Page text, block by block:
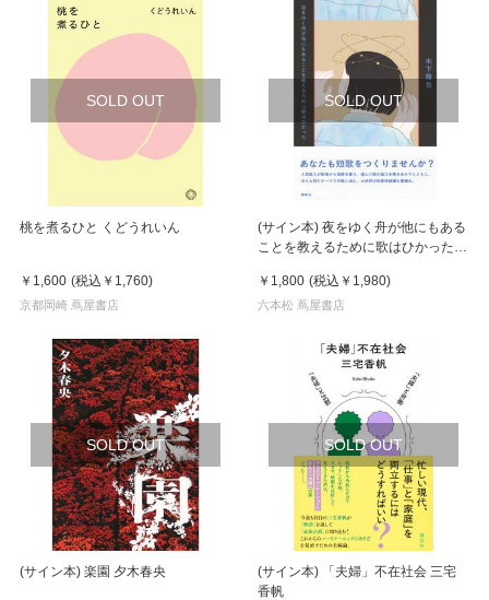
SOLD OUT
桃を煮るひと くどうれいん
￥1,600 (税込 ￥1,760)
京都岡崎 蔦屋書店
SOLD OUT
(サイン本) 夜をゆく舟が他にもある
ことを教えるために歌はひかった
￥1,800 (税込 ￥1,980)
六本松 蔦屋書店
SOLD OUT
(サイン本) 楽園 夕木春央
SOLD OUT
(サイン本) 「夫婦」不在社会 三宅
香帆